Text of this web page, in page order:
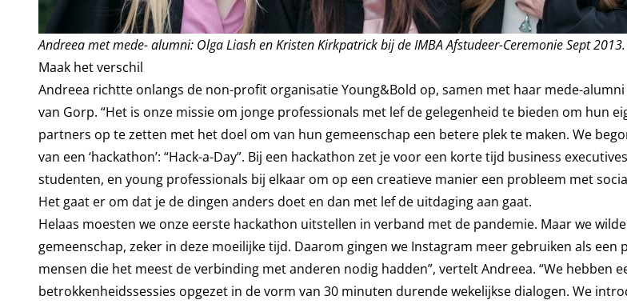
Andreea met mede- alumni: Olga Liash en Kristen Kirkpatrick bij de IMBA Afstudeer-Ceremonie Sept 2013.
Maak het verschil
Andreea richtte onlangs de non-profit organisatie Young&Bold op, samen met haar mede-
van Gorp. “Het is onze missie om jonge professionals met lef de gelegenheid te bieden om hun
partners op te zetten met het doel om van hun gemeenschap een betere plek te maken. We
van een ‘hackathon’: “Hack-a-Day”. Bij een hackathon zet je voor een korte tijd business
studenten, en young professionals bij elkaar om op een creatieve manier een probleem met
Het gaat er om dat je de dingen anders doet en dan met lef de uitdaging aan gaat.
Helaas moesten we onze eerste hackathon uitstellen in verband met de pandemie. Maar we
gemeenschap, zeker in deze moeilijke tijd. Daarom gingen we Instagram meer gebruiken als
mensen die het meest de verbinding met anderen nodig hadden”, vertelt Andreea. “We hebben
betrokkenheidssessies opgezet in de vorm van 30 minuten durende wekelijkse dialogen. We